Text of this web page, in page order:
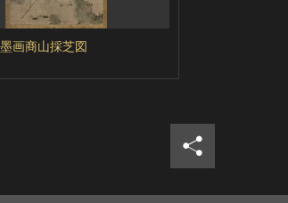
画商山採芝図